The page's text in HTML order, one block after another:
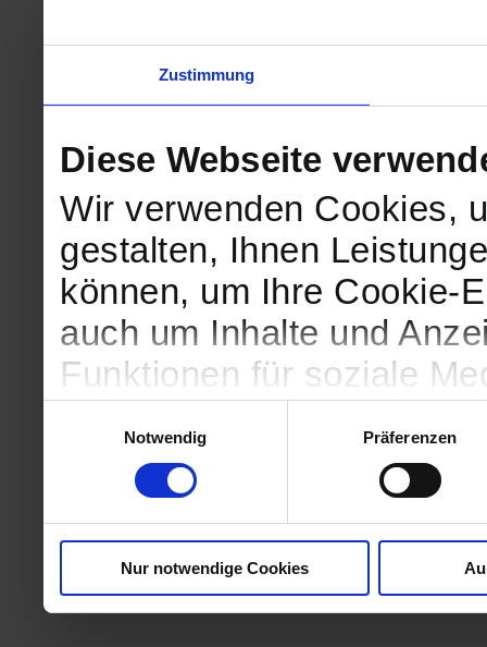
Zustimmung
Diese Webseite
Wir verwenden Cookies,
gestalten, Ihnen
können, um Ihre Cookie-
auch um Inhalte und
Funktionen für soziale
geben wir Informationen
Website an unsere
und Analysen weiter, die
kein angemessenes
in denen Sie Ihre Rechte
Notwendig
Präferenzen
Nur notwendige Cookies